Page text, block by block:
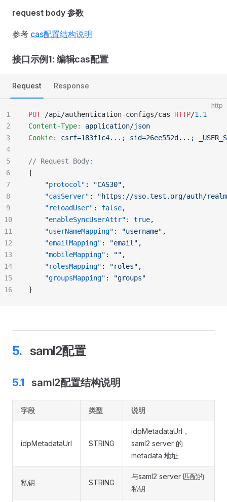
request body 参数
参考 cas配置结构说明
接口示例1: 编辑cas配置
Request Response
http
PUT /api/authentication-configs/cas HTTP/1.1
Content-Type:
application/json
Cookie: csrf=183f1c4...; sid=26ee552d...;
// Request Body:
{
    "protocol"
: "CAS30" ,
    "casServer"
:
"https://sso.test.org/auth/
    "reloadUser"
: false,
    "enableSyncUserAttr"
: true,
    "userNameMapping"
: "username" ,
    "emailMapping"
: "email" ,
    "mobileMapping"
: "" ,
    "rolesMapping"
: "roles" ,
    "groupsMapping"
:
"groups"
}
1
2
3
4
5
6
7
8
9
10
11
12
13
14
15
16
saml2配置
saml2配置结构说明
字段 类型 说明
idpMetadataUrl STRING
idpMetadataUrl，
saml2 server 的
metadata 地址
私钥 STRING
与saml2 server 匹配的
私钥